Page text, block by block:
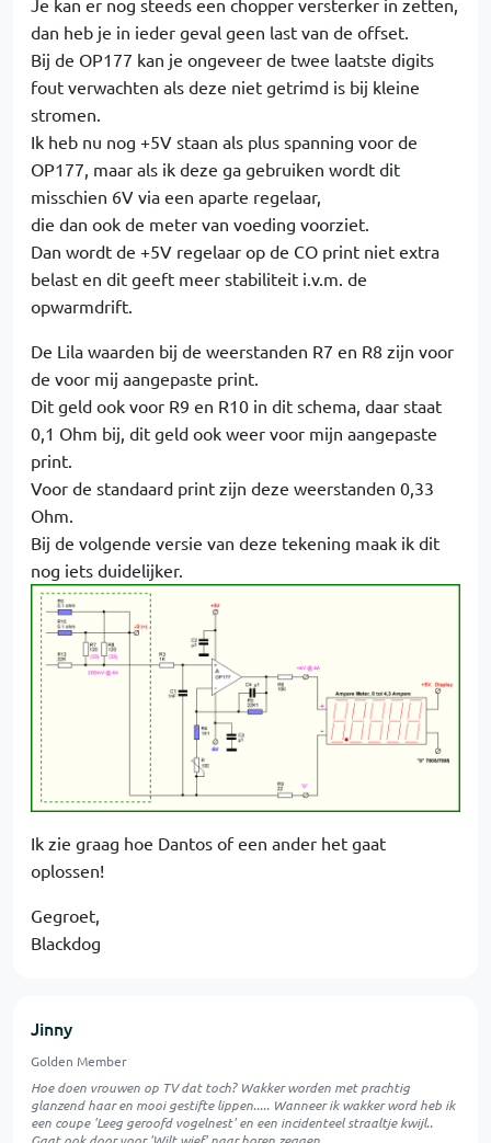
Je kan er nog steeds een chopper versterker in zetten,
dan heb je in ieder geval geen last van de offset.
Bij de OP177 kan je ongeveer de twee laatste digits
fout verwachten als deze niet getrimd is bij kleine
stromen.
Ik heb nu nog +5V staan als plus spanning voor de
OP177, maar als ik deze ga gebruiken wordt dit
misschien 6V via een aparte regelaar,
die dan ook de meter van voeding voorziet.
Dan wordt de +5V regelaar op de CO print niet extra
belast en dit geeft meer stabiliteit i.v.m. de
opwarmdrift.
De Lila waarden bij de weerstanden R7 en R8 zijn voor
de voor mij aangepaste print.
Dit geld ook voor R9 en R10 in dit schema, daar staat
0,1 Ohm bij, dit geld ook weer voor mijn aangepaste
print.
Voor de standaard print zijn deze weerstanden 0,33
Ohm.
Bij de volgende versie van deze tekening maak ik dit
nog iets duidelijker.
Ik zie graag hoe Dantos of een ander het gaat
oplossen!
Gegroet,
Blackdog
Jinny
Golden Member
Hoe doen vrouwen op TV dat toch? Wakker worden met prachtig
glanzend haar en mooi gestifte lippen..... Wanneer ik wakker word heb ik
een coupe 'Leeg geroofd vogelnest' en een incidenteel straaltje kwijl..